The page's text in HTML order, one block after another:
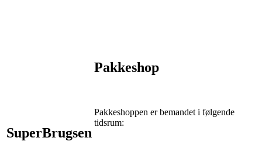
SuperBrugsen
Pakkeshop
Pakkeshoppen er bemandet i følgende
tidsrum: